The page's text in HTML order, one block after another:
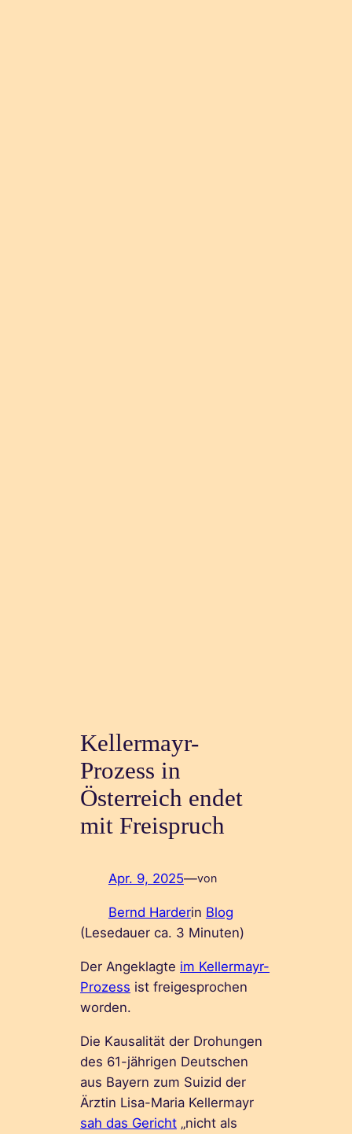
Kellermayr-
Prozess in
Österreich endet
mit Freispruch
Apr. 9, 2025—von
Bernd Harderin Blog
(Lesedauer ca. 3 Minuten)
Der Angeklagte im Kellermayr-
Prozess ist freigesprochen
worden.
Die Kausalität der Drohungen
des 61-jährigen Deutschen
aus Bayern zum Suizid der
Ärztin Lisa-Maria Kellermayr
sah das Gericht „nicht als